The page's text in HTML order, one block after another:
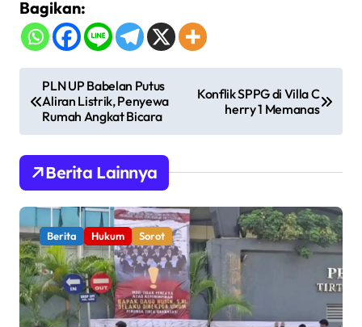
Bagikan:
a
v
i
g
a
s
i
p
o
PLN UP Babelan Putus
Aliran Listrik, Penyewa
Rumah Angkat Bicara
Konflik SPPG di Villa C
herry 1 Memanas
Berita Lainnya
Berita Hukum Sorot